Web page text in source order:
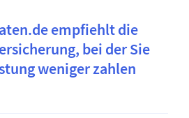
empfiehlt die
bei der Sie
weniger zahlen